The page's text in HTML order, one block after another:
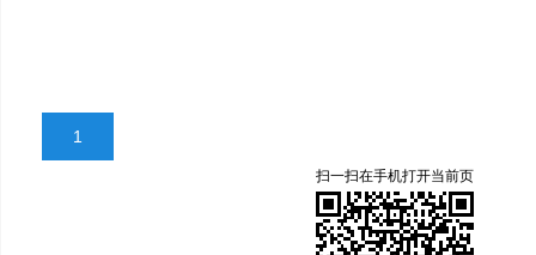
1
扫一扫在手机打开当前页